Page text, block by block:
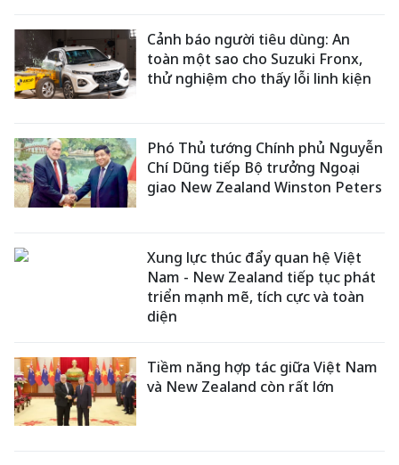
Cảnh báo người tiêu dùng: An
toàn một sao cho Suzuki Fronx,
thử nghiệm cho thấy lỗi linh kiện
Phó Thủ tướng Chính phủ Nguyễn
Chí Dũng tiếp Bộ trưởng Ngoại
giao New Zealand Winston Peters
Xung lực thúc đẩy quan hệ Việt
Nam - New Zealand tiếp tục phát
triển mạnh mẽ, tích cực và toàn
diện
Tiềm năng hợp tác giữa Việt Nam
và New Zealand còn rất lớn